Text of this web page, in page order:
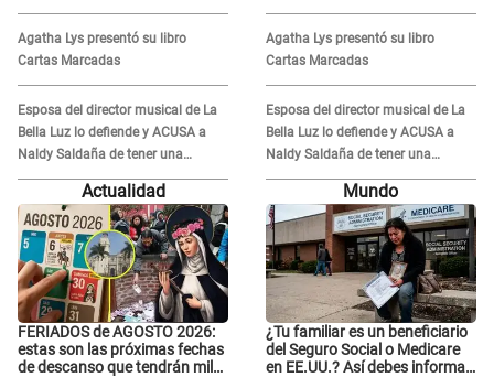
grabar"
Agatha Lys presentó su libro
Cartas Marcadas
Esposa del director musical de La
Bella Luz lo defiende y ACUSA a
Naldy Saldaña de tener una
relación con él y otros integrantes
grabar"
Agatha Lys presentó su libro
Cartas Marcadas
Esposa del director musical de La
Bella Luz lo defiende y ACUSA a
Naldy Saldaña de tener una
relación con él y otros integrantes
Actualidad
FERIADOS de AGOSTO 2026:
estas son las próximas fechas
de descanso que tendrán miles
Mundo
¿Tu familiar es un beneficiario
del Seguro Social o Medicare
en EE.UU.? Así debes informar